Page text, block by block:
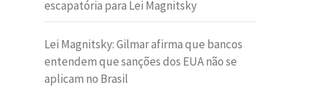
escapatória para Lei Magnitsky
Lei Magnitsky: Gilmar afirma que bancos
entendem que sanções dos EUA não se
aplicam no Brasil